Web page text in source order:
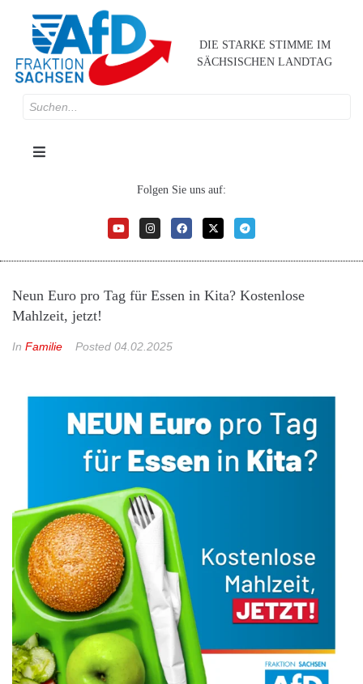
DIE STARKE STIMME IM
SÄCHSISCHEN LANDTAG
Folgen Sie uns auf:
Neun Euro pro Tag für Essen in Kita? Kostenlose
Mahlzeit, jetzt!
In Familie Posted 04.02.2025